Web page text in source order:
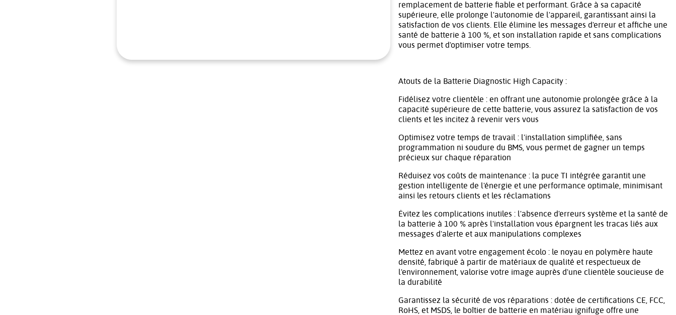
remplacement de batterie fiable et performant. Grâce à sa capacité
supérieure, elle prolonge l'autonomie de l'appareil, garantissant ainsi la
satisfaction de vos clients. Elle élimine les messages d'erreur et affiche une
santé de batterie à 100 %, et son installation rapide et sans complications
vous permet d'optimiser votre temps.
Atouts de la Batterie Diagnostic High Capacity :
Fidélisez votre clientèle : en offrant une autonomie prolongée grâce à la
capacité supérieure de cette batterie, vous assurez la satisfaction de vos
clients et les incitez à revenir vers vous
Optimisez votre temps de travail : l'installation simplifiée, sans
programmation ni soudure du BMS, vous permet de gagner un temps
précieux sur chaque réparation
Réduisez vos coûts de maintenance : la puce TI intégrée garantit une
gestion intelligente de l'énergie et une performance optimale, minimisant
ainsi les retours clients et les réclamations
Évitez les complications inutiles : l'absence d'erreurs système et la santé de
la batterie à 100 % après l'installation vous épargnent les tracas liés aux
messages d'alerte et aux manipulations complexes
Mettez en avant votre engagement écolo : le noyau en polymère haute
densité, fabriqué à partir de matériaux de qualité et respectueux de
l'environnement, valorise votre image auprès d'une clientèle soucieuse de
la durabilité
Garantissez la sécurité de vos réparations : dotée de certifications CE, FCC,
RoHS, et MSDS, le boîtier de batterie en matériau ignifuge offre une